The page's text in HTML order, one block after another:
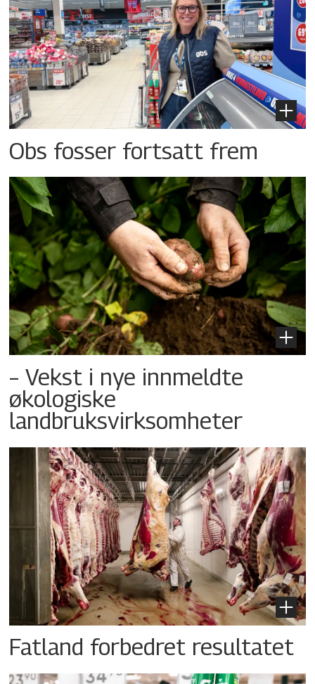
Obs fosser fortsatt frem
– Vekst i nye innmeldte
økologiske
landbruksvirksomheter
Fatland forbedret resultatet